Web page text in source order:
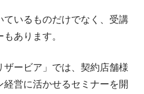
ているものだけでなく、受講
あります。
ービア」では、契約店舗様
営に活かせるセミナーを開